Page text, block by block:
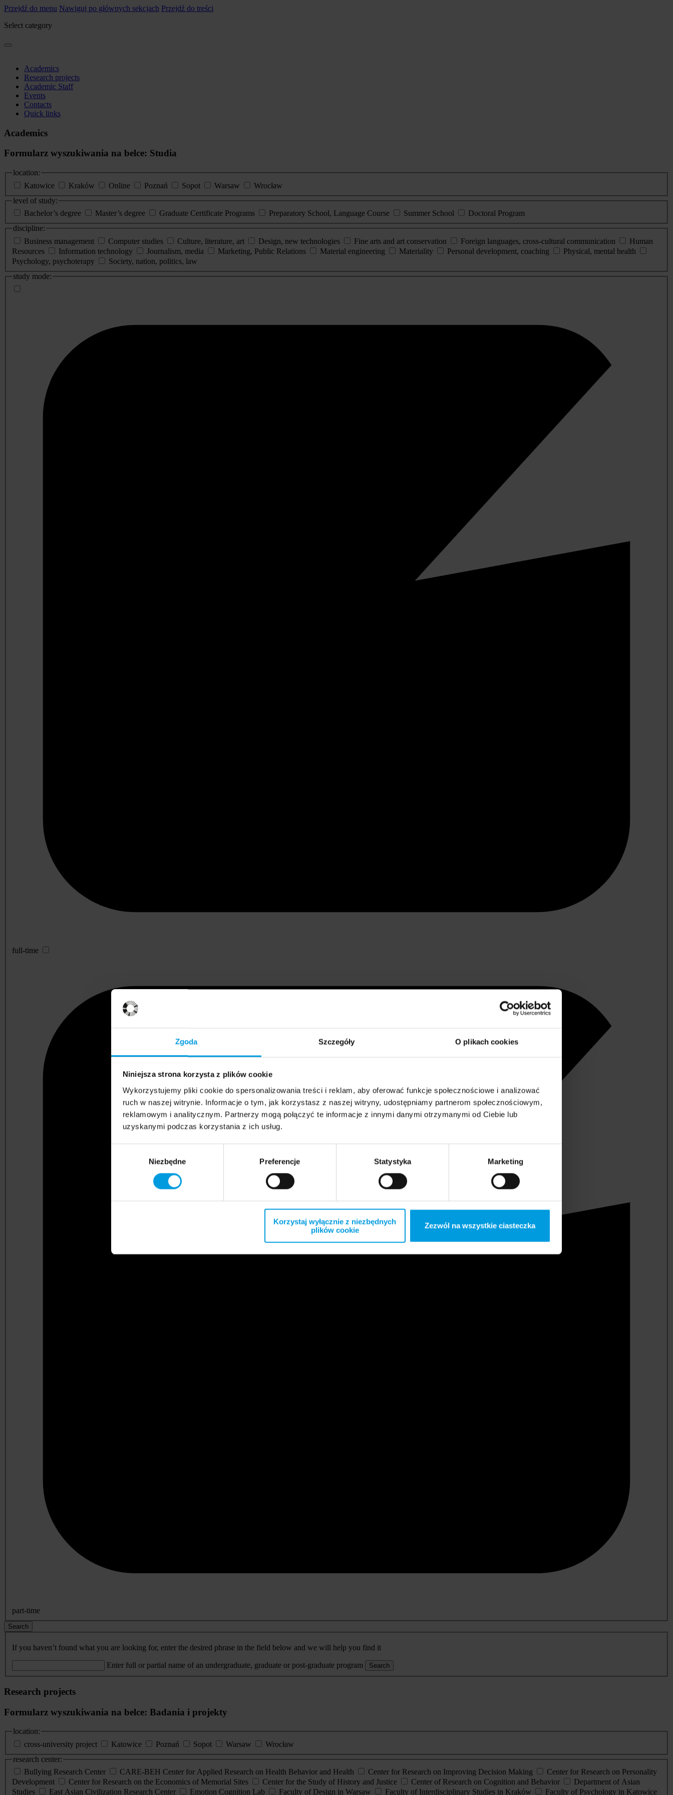
Zgoda Szczegóły O plikach cookies
Niniejsza strona korzysta z plików cookie
Wykorzystujemy pliki cookie do spersonalizowania treści i reklam, aby oferować funkcje społecznościowe i analizować
ruch w naszej witrynie. Informacje o tym, jak korzystasz z naszej witryny, udostępniamy partnerom społecznościowym,
reklamowym i analitycznym. Partnerzy mogą połączyć te informacje z innymi danymi otrzymanymi od Ciebie lub
uzyskanymi podczas korzystania z ich usług.
Niezbędne Preferencje Statystyka Marketing
Korzystaj wyłącznie z niezbędnych
plików cookie
Zezwól na wszystkie ciasteczka
Przejdź do menu Nawiguj po głównych sekcjach Przejdź do treści
Select category
Academics
Research projects
Academic Staff
Events
Contacts
Quick links
Academics
Formularz wyszukiwania na belce: Studia
location:
Katowice
Kraków Online Poznań Sopot Warsaw
Wrocław
level of study:
Bachelor’s degree
Master’s degree Graduate Certificate Programs Preparatory School, Language Course Summer School
Doctoral Program
discipline:
Business management
Computer studies Culture, literature, art Design, new technologies Fine arts and art conservation Foreign languages, cross-cultural communication
Human
Resources
Information technology Journalism, media Marketing, Public Relations Material engineering Materiality Personal development, coaching
Physical, mental health
Psychology, psychoterapy
Society, nation, politics, law
study mode:
full-time
part-time
Search
If you haven’t found what you are looking for, enter the desired phrase in the field below and we will help you find it
Enter full or partial name of an undergraduate, graduate or post-graduate program Search
Research projects
Formularz wyszukiwania na belce: Badania i projekty
location:
cross-university project
Katowice Poznań Sopot Warsaw
Wrocław
research center:
Bullying Research Center
CARE-BEH Center for Applied Research on Health Behavior and Health Center for Research on Improving Decision Making
Center for Research on Personality
Development
Center for Research on the Economics of Memorial Sites Center for the Study of History and Justice Center of Research on Cognition and Behavior
Department of Asian
Studies
East Asian Civilization Research Center Emotion Cognition Lab Faculty of Design in Warsaw Faculty of Interdisciplinary Studies in Kraków Faculty of Psychology in Katowice